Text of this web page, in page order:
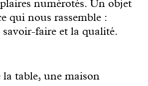
Mon compte
numérotés. Un objet
qui nous rassemble :
faire et la qualité.
table, une maison